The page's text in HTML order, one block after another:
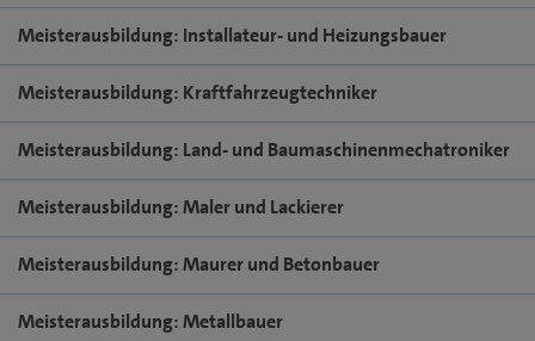
Meisterausbildung: Installateur- und Heizungsbauer
Meisterausbildung: Kraftfahrzeugtechniker
Meisterausbildung: Land- und Baumaschinenmechatroniker
Meisterausbildung: Maler und Lackierer
Meisterausbildung: Maurer und Betonbauer
Meisterausbildung: Metallbauer